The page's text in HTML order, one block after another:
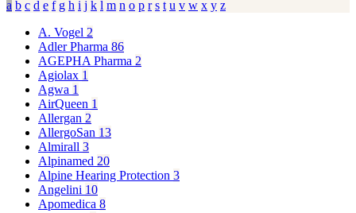
a b c d e f g h i j k l m n o p r s t u v w x y z
A. Vogel 2
Adler Pharma 86
AGEPHA Pharma 2
Agiolax 1
Agwa 1
AirQueen 1
Allergan 2
AllergoSan 13
Almirall 3
Alpinamed 20
Alpine Hearing Protection 3
Angelini 10
Apomedica 8